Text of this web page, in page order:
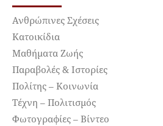
Ανθρώπινες Σχέσεις
Κατοικίδια
Μαθήματα Ζωής
Παραβολές & Ιστορίες
Πολίτης – Κοινωνία
Τέχνη – Πολιτισμός
Φωτογραφίες – Βίντεο